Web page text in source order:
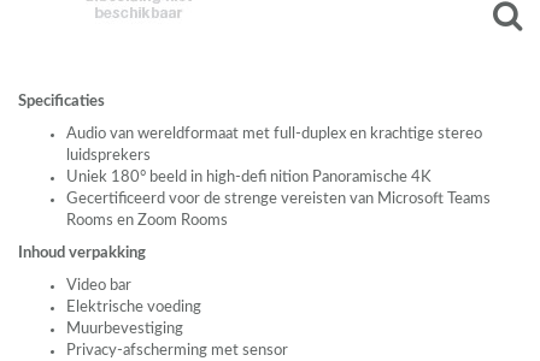
Specificaties
Audio van wereldformaat met full-duplex en krachtige stereo
luidsprekers
Uniek 180° beeld in high-defi nition Panoramische 4K
Gecertificeerd voor de strenge vereisten van Microsoft Teams
Rooms en Zoom Rooms
Inhoud verpakking
Video bar
Elektrische voeding
Muurbevestiging
Privacy-afscherming met sensor